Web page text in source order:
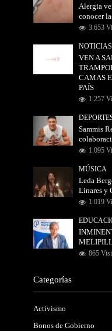
Alergia
conocer
3.653
NOTICIAS
VEN A
CAMAS
PAÍS
1.257
Sammis
1.095
MÚSICA
Leda
Linares y
1.019
865
Categorías
Activismo
Bonos de Gobierno